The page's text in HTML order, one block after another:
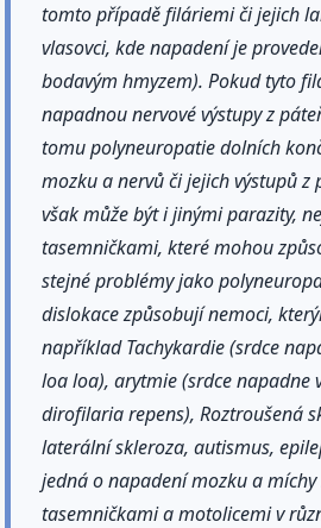
tomto případě filáriemi či jejich
vlasovci, kde napadení je
bodavým hmyzem). Pokud tyto
napadnou nervové výstupy z
tomu polyneuropatie dolních
mozku a nervů či jejich výstupů
však může být i jinými parazity,
tasemničkami, které mohou
stejné problémy jako
dislokace způsobují nemoci,
například Tachykardie (srdce
loa loa), arytmie (srdce napadne
dirofilaria repens), Roztroušená
laterální skleroza, autismus,
jedná o napadení mozku a
tasemničkami a motolicemi v